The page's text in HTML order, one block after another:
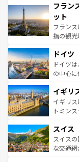
ませて
なお、新
しい。
文化が
れる闘
る。首
アート
せる。
ンテンツ
フラン
ット
フラン
指の観
で、幅
聖堂、
から魅
いる。
香り高
らに、
れる地
を参照
ドイツ
ドイツ
の中心
顔を持
ルリン
してラ
は、お酒好
ドイツ情
イギリ
イギリ
トミン
リアご
ティー
戦など
スイス
スイス
な交通